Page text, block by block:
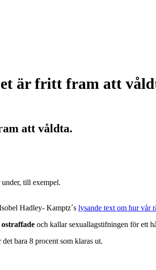
är fritt fram att
att våldta.
till exempel.
Hadley- Kamptz´s lysande text om hur vår
och kallar sexuallagstifningen för ett
bara 8 procent som klaras ut.